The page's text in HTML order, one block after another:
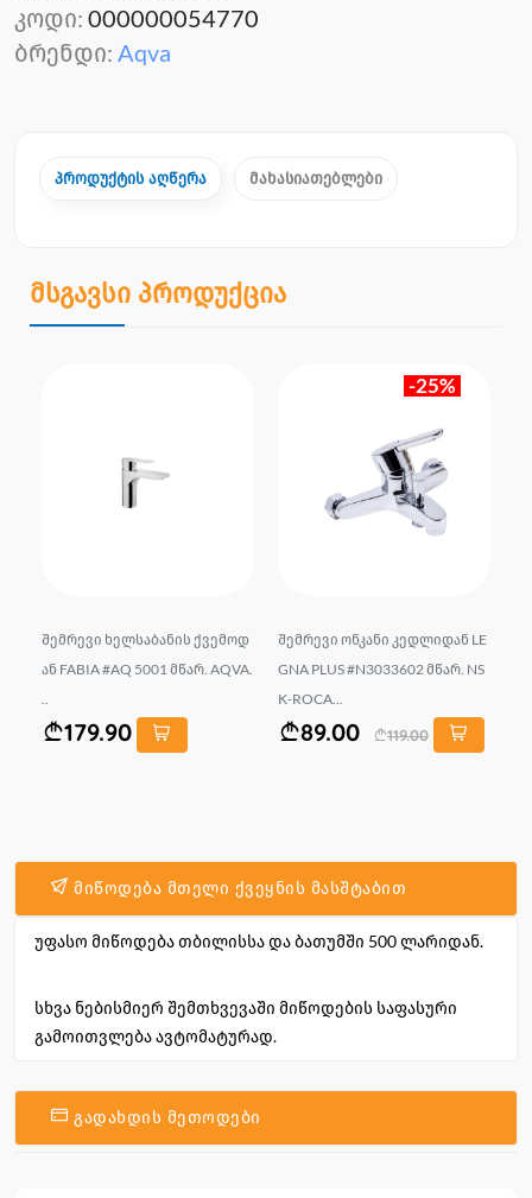
კოდი: 000000054770
ბრენდი: Aqva
პროდუქტის აღწერა მახასიათებლები
მსგავსი პროდუქცია
შემრევი ხელსაბანის ქვემოდ
ან FABIA #AQ 5001 მწარ. AQVA.
179.90
-25%
შემრევი ონკანი კედლიდან LE
GNA PLUS #N3033602 მწარ. NS
K-ROCA...
89.00 119.00
მიწოდება მთელი ქვეყნის მასშტაბით
უფასო მიწოდება თბილისსა და ბათუმში 500 ლარიდან.
სხვა ნებისმიერ შემთხვევაში მიწოდების საფასური
გამოითვლება ავტომატურად.
გადახდის მეთოდები